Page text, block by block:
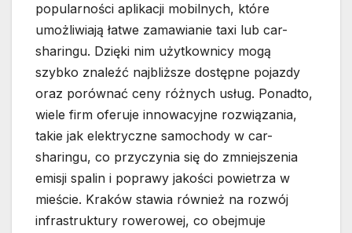
popularności aplikacji mobilnych, które
umożliwiają łatwe zamawianie taxi lub car-
sharingu. Dzięki nim użytkownicy mogą
szybko znaleźć najbliższe dostępne pojazdy
oraz porównać ceny różnych usług. Ponadto,
wiele firm oferuje innowacyjne rozwiązania,
takie jak elektryczne samochody w car-
sharingu, co przyczynia się do zmniejszenia
emisji spalin i poprawy jakości powietrza w
mieście. Kraków stawia również na rozwój
infrastruktury rowerowej, co obejmuje